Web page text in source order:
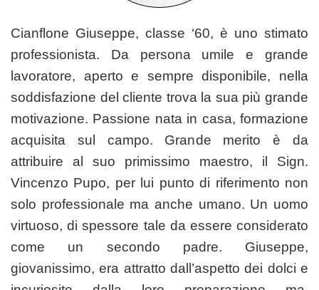
Cianflone Giuseppe, classe ‘60, è uno stimato
professionista. Da persona umile e grande
lavoratore, aperto e sempre disponibile, nella
soddisfazione del cliente trova la sua più grande
motivazione. Passione nata in casa, formazione
acquisita sul campo. Grande merito è da
attribuire al suo primissimo maestro, il Sign.
Vincenzo Pupo, per lui punto di riferimento non
solo professionale ma anche umano. Un uomo
virtuoso, di spessore tale da essere considerato
come un secondo padre. Giuseppe,
giovanissimo, era attratto dall’aspetto dei dolci e